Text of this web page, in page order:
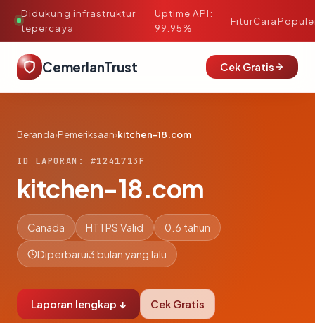
Didukung infrastruktur
tepercaya
·
Uptime API:
99.95%
FiturCara
CemerlanTrust Cek Gratis
Beranda›Pemeriksaan›kitchen-18.com
ID LAPORAN: #1241713F
kitchen-18.com
Canada HTTPS Valid 0.6 tahun
Diperbarui3 bulan yang lalu
Laporan lengkap ↓ Cek Gratis